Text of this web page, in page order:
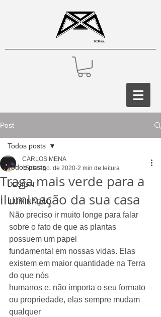
Post
Todos posts
DESIGN
ILUMINAÇÃO
Todos posts
Traga mais verde para a
iluminação da sua casa
CARLOS MENA
15 de ago. de 2020 2 min de leitura
Não preciso ir muito longe para falar
sobre o fato de que as plantas
possuem um papel
fundamental em nossas vidas. Elas
existem em maior quantidade na Terra
do que nós
humanos e, não importa o seu formato
ou propriedade, elas sempre mudam
qualquer